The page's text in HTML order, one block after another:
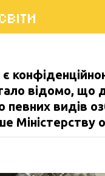
відомо, що
певних видів
Міністерству